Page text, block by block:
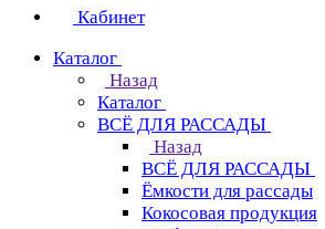
Кабинет
Каталог
Назад
Каталог
ВСЁ ДЛЯ РАССАДЫ
Назад
ВСЁ ДЛЯ РАССАДЫ
Ёмкости для рассады
Кокосовая продукция